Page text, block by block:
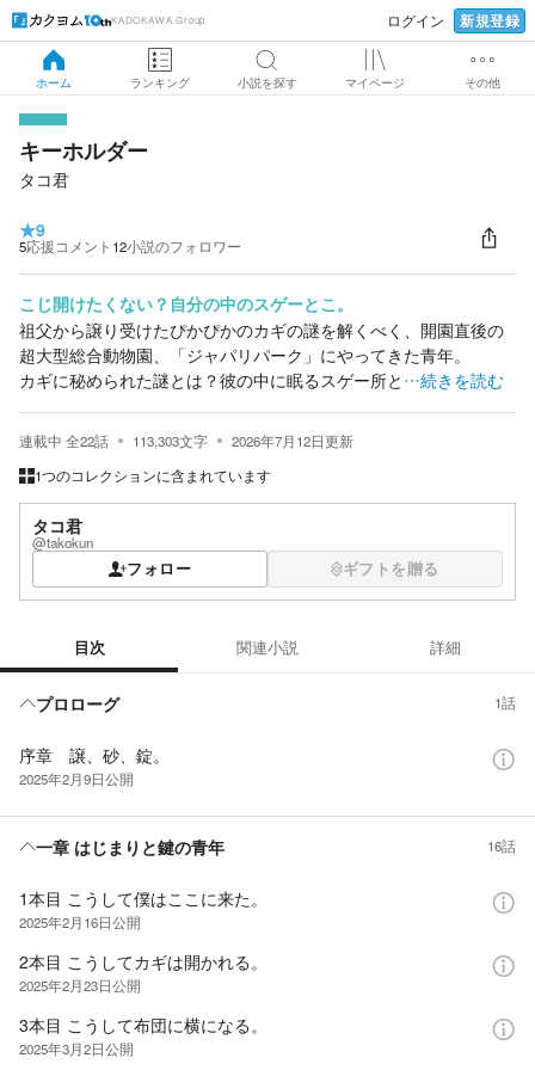
KADOKAWA Group ログイン 新規登録
ホーム ランキング 小説を探す マイページ その他
キーホルダー
タコ君
★9
5応援コメント 12小説のフォロワー
こじ開けたくない？自分の中のスゲーとこ。
祖父から譲り受けたぴかぴかのカギの謎を解くべく、開園直後の
超大型総合動物園、「ジャパリパーク」にやってきた青年。
カギに秘められた謎とは？彼の中に眠るスゲー所と …続きを読む
連載中 全22話 113,303文字 2026年7月12日更新
1つのコレクションに含まれています
タコ君
@takokun
フォロー ギフトを贈る
目次 関連小説 詳細
プロローグ 1話
序章 譲、砂、錠。
2025年2月9日公開
一章 はじまりと鍵の青年 16話
1本目 こうして僕はここに来た。
2025年2月16日公開
2本目 こうしてカギは開かれる。
2025年2月23日公開
3本目︎ こうして布団に横になる。
2025年3月2日公開